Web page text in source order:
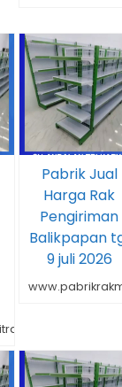
Pabrik Jual
Harga Rak
Pengiriman
Balikpapan
9 juli 2026